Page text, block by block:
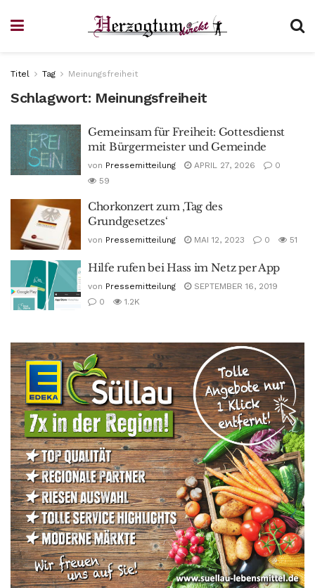
Titel Tag Meinungsfreiheit
Schlagwort: Meinungsfreiheit
Gemeinsam für Freiheit: Gottesdienst
mit Bürgermeister und Gemeinde
von Pressemitteilung APRIL 27, 2026
0
59
Chorkonzert zum ‚Tag des
Grundgesetzes‘
von Pressemitteilung MAI 12, 2023 0 51
Hilfe rufen bei Hass im Netz per App
von Pressemitteilung
SEPTEMBER 16, 2019
0
1.2K